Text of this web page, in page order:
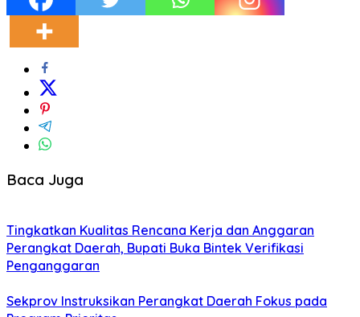
Baca Juga
Tingkatkan Kualitas Rencana Kerja dan Anggaran
Perangkat Daerah, Bupati Buka Bintek Verifikasi
Penganggaran
Sekprov Instruksikan Perangkat Daerah Fokus pada